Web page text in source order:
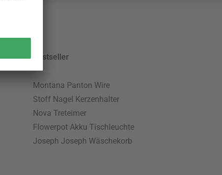
Bestseller
Montana Panton Wire
Stoff Nagel Kerzenhalter
Nova Treteimer
Flowerpot Akku Tischleuchte
Joseph Joseph Wäschekorb